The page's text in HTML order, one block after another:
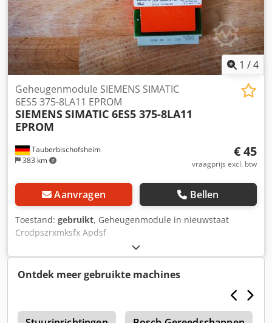
1 /4
Tauberbischofsheim
383 km
Geheugenmodule SIEMENS SIMATIC
6ES5 375-8LA11 EPROM
SIEMENSSIMATIC 6ES5 375-8LA11
EPROM
€ 45
vraagprijs excl. btw
Aanvragen Bellen
Toestand: gebruikt, Geheugenmodule in nieuwstaat
Crodpszrxmksfx Apdsf
Ontdek meer gebruikte machines